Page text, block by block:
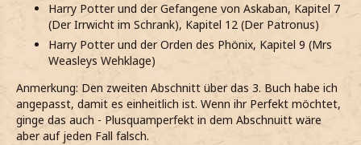
Harry Potter und der Gefangene von Askaban, Kapitel 7
(Der Irrwicht im Schrank), Kapitel 12 (Der Patronus)
Harry Potter und der Orden des Phönix, Kapitel 9 (Mrs
Weasleys Wehklage)
Anmerkung: Den zweiten Abschnitt über das 3. Buch habe ich
angepasst, damit es einheitlich ist. Wenn ihr Perfekt möchtet,
ginge das auch - Plusquamperfekt in dem Abschnuitt wäre
aber auf jeden Fall falsch.